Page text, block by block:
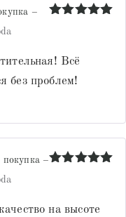
–
Всё
без проблем!
–
на высоте